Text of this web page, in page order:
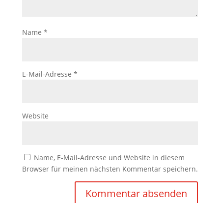
Name *
E-Mail-Adresse *
Website
Name, E-Mail-Adresse und Website in diesem
Browser für meinen nächsten Kommentar speichern.